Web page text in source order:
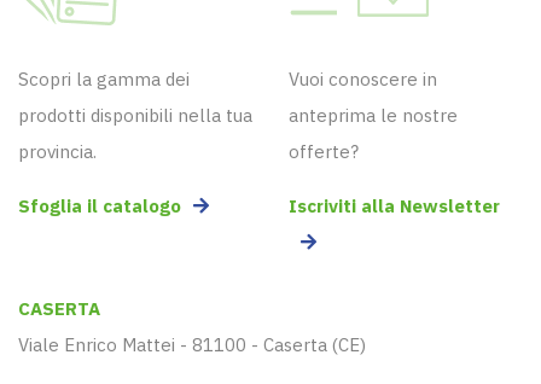
Scopri la gamma dei
prodotti disponibili nella tua
provincia.
Sfoglia il catalogo
Vuoi conoscere in
anteprima le nostre
offerte?
Iscriviti alla Newsletter
CASERTA
Viale Enrico Mattei - 81100 - Caserta (CE)